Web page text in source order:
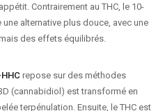
Contrairement au THC, le 10-
alternative plus douce, avec une
des effets équilibrés.
repose sur des méthodes
(cannabidiol) est transformé en
terpénulation. Ensuite, le THC est